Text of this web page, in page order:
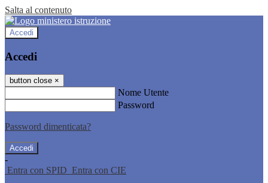
Salta al contenuto
Accedi
Accedi
button close ×
Nome Utente
Password
Password dimenticata?
-
Entra con SPID Entra con CIE